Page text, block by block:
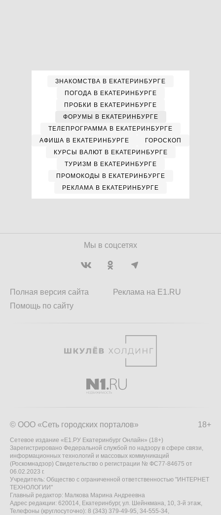
ЗНАКОМСТВА В ЕКАТЕРИНБУРГЕ
ПОГОДА В ЕКАТЕРИНБУРГЕ
ПРОБКИ В ЕКАТЕРИНБУРГЕ
ФОРУМЫ В ЕКАТЕРИНБУРГЕ
ТЕЛЕПРОГРАММА В ЕКАТЕРИНБУРГЕ
АФИША В ЕКАТЕРИНБУРГЕ
ГОРОСКОП
КУРСЫ ВАЛЮТ В ЕКАТЕРИНБУРГЕ
ТУРИЗМ В ЕКАТЕРИНБУРГЕ
ПРОМОКОДЫ В ЕКАТЕРИНБУРГЕ
РЕКЛАМА В ЕКАТЕРИНБУРГЕ
Мы в соцсетях
Полная версия сайта
Помощь по сайту
Реклама на E1.RU
18+
© ООО «Сеть городских порталов»
Сетевое издание «Е1.РУ Екатеринбург Онлайн» (18+)
Зарегистрировано Федеральной службой по надзору в сфере связи,
информационных технологий и массовых коммуникаций
(Роскомнадзор) Свидетельство о регистрации № ФС77-84675 от
06.02.2023 г.
Учредитель: Общество с ограниченной ответственностью "ИНТЕРНЕТ
ТЕХНОЛОГИИ"
Главный редактор: Малкова Марина Андреевна
Адрес редакции: 620014, Екатеринбург, ул. Шейнкмана, 10, 3-й этаж,
Телефоны (круглосуточно): 8 (343) 379-49-95, 34-555-34,